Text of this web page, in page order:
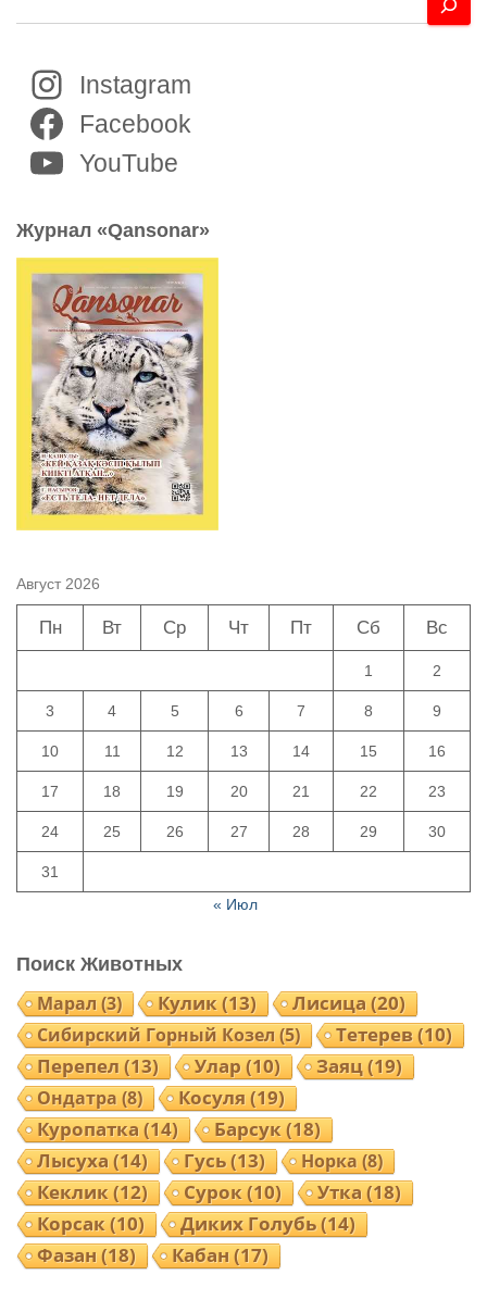
Instagram
Facebook
YouTube
Журнал «Qansonar»
Август 2026
Пн Вт Ср Чт Пт Сб Вс
1 2
3 4 5 6 7 8 9
10 11 12 13 14 15 16
17 18 19 20 21 22 23
24 25 26 27 28 29 30
31
« Июл
Поиск Животных
Марал(3) Кулик(13) Лисица(20)
Сибирский Горный Козел(5) Тетерев(10)
Перепел(13) Улар(10) Заяц(19)
Ондатра(8) Косуля(19)
Куропатка(14) Барсук(18)
Лысуха(14) Гусь(13) Норка(8)
Кеклик(12) Сурок(10) Утка(18)
Корсак(10) Диких Голубь(14)
Фазан(18) Кабан(17)